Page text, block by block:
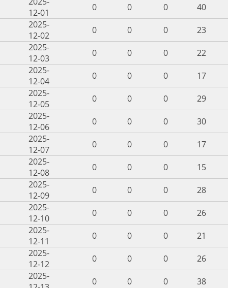
12-01
0 0 0
40
2025-
12-02
0 0 0
23
2025-
12-03
0 0 0
22
2025-
12-04
0 0 0
17
2025-
12-05
0 0 0
29
2025-
12-06
0 0 0
30
2025-
12-07
0 0 0
17
2025-
12-08
0 0 0
15
2025-
12-09
0 0 0
28
2025-
12-10
0 0 0
26
2025-
12-11
0 0 0
21
2025-
12-12
0 0 0
26
2025-
0 0 0
38